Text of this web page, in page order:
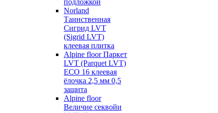
подложкой
Norland
Таинственная
Сигрид LVT
(Sigrid LVT)
клеевая плитка
Alpine floor Паркет
LVT (Parquet LVT)
ECO 16 клеевая
ёлочка 2,5 мм 0,5
защита
Alpine floor
Величие секвойи